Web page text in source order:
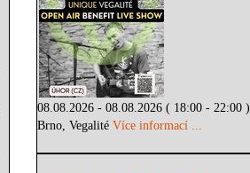
08.08.2026 - 08.08.2026 ( 18:00 - 22:00 )
Brno, VegalitéVíce informací ...